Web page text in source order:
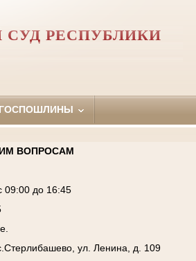
РЕСПУБЛИКИ
ГОСПОШЛИНЫ
ВОПРОСАМ
09:00 до 16:45
ул. Ленина, д. 109